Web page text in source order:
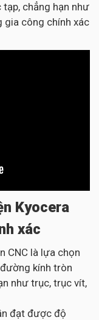
chẳng hạn như
gia công chính xác
Kyocera
xác
CNC là lựa chọn
kính tròn
như trục, trục vít,
đạt được độ